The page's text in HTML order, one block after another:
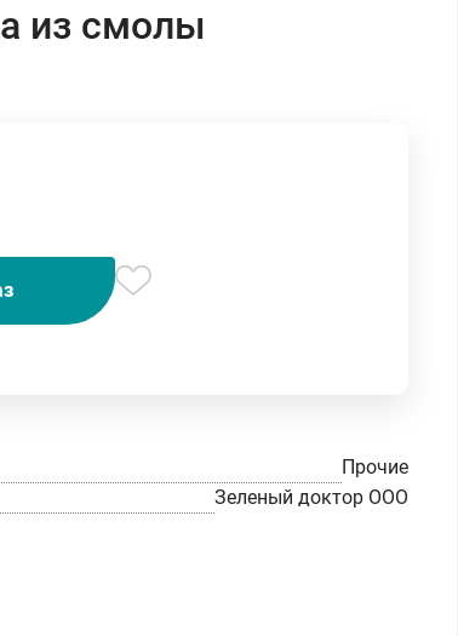
из смолы
Прочие
Зеленый доктор ООО